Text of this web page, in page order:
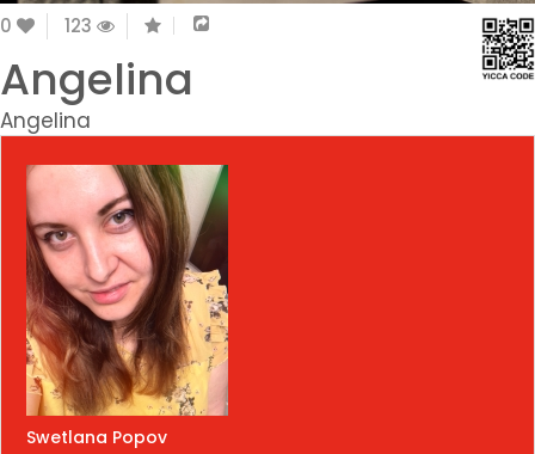
0 123
Angelina
Angelina
Swetlana Popov